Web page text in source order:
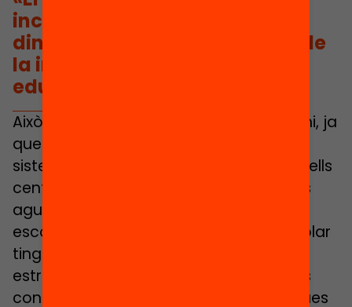
incorpora un instrument més
dintre la nostra caixa d’eines de
la intervenció de les polítiques
educatives.»
Això no vol dir que no pugui contribuir-hi, ja
que distribuir millor els recursos en el
sistema educatiu pot ajudar a que aquells
centres que tenen problemàtiques més
agudes en termes d’abandonament
escolar prematur o de segregació escolar
tinguin més recursos per desenvolupar
estratègies més adequades en els seus
contextos. Però aquestes problemàtiques